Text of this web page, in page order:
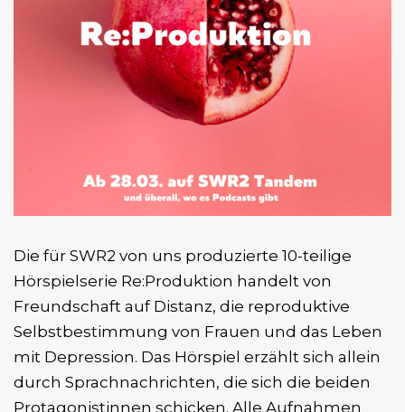
Die für SWR2 von uns produzierte 10-teilige
Hörspielserie Re:Produktion handelt von
Freundschaft auf Distanz, die reproduktive
Selbstbestimmung von Frauen und das Leben
mit Depression. Das Hörspiel erzählt sich allein
durch Sprachnachrichten, die sich die beiden
Protagonistinnen schicken. Alle Aufnahmen